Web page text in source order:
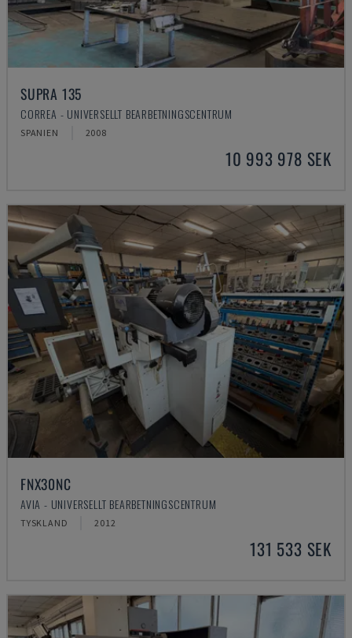
SUPRA 135
CORREA - UNIVERSELLT BEARBETNINGSCENTRUM
SPANIEN 2008
10 993 978 SEK
FNX30NC
AVIA - UNIVERSELLT BEARBETNINGSCENTRUM
TYSKLAND 2012
131 533 SEK